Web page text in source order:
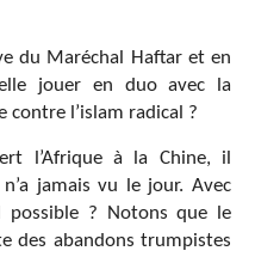
du Maréchal Haftar et en
jouer en duo avec la
contre l’islam radical ?
l’Afrique à la Chine, il
jamais vu le jour. Avec
possible ? Notons que le
des abandons trumpistes